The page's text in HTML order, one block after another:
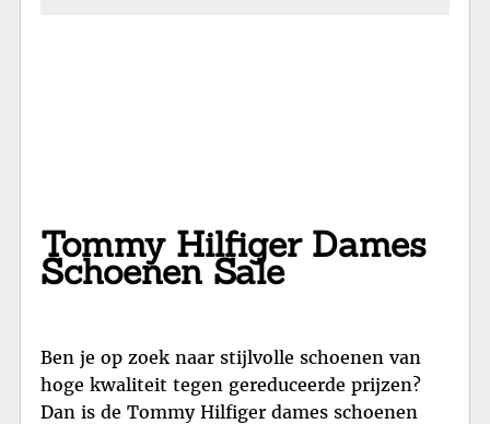
Tommy Hilfiger Dames
Schoenen Sale
Ben je op zoek naar stijlvolle schoenen van
hoge kwaliteit tegen gereduceerde prijzen?
Dan is de Tommy Hilfiger dames schoenen